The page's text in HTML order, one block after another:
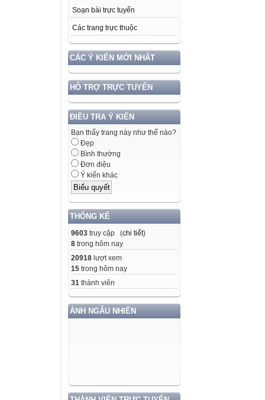
Soạn bài trực tuyến
Các trang trực thuộc
CÁC Ý KIẾN MỚI NHẤT
HỖ TRỢ TRỰC TUYẾN
ĐIỀU TRA Ý KIẾN
Bạn thấy trang này như thế nào?
Đẹp
Bình thường
Đơn điệu
Ý kiến khác
THỐNG KÊ
9603 truy cập (chi tiết)
8 trong hôm nay
20918 lượt xem
15 trong hôm nay
31 thành viên
ẢNH NGẪU NHIÊN